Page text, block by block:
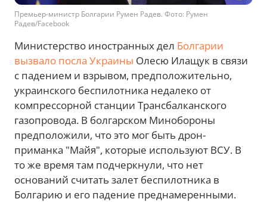
Премьер-министр Болгарии Румен Радев. Фото: Румен
Радев/Facebook
Министерство иностранных дел Болгарии
вызвало посла Украины Олесю Илащук в связи
с падением и взрывом, предположительно,
украинского беспилотника недалеко от
компрессорной станции Трансбалканского
газопровода. В болгарском Минобороны
предположили, что это мог быть дрон-
приманка "Майя", которые используют ВСУ. В
то же время там подчеркнули, что нет
оснований считать залет беспилотника в
Болгарию и его падение преднамеренными.